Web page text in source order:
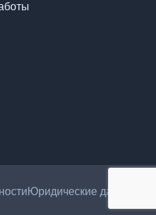
Юридические данные